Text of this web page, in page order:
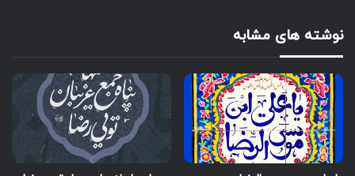
نوشته های مشابه